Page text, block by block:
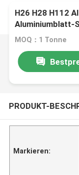
H26 H28 H112
Aluminiumblatt-
MOQ：1 Tonne
PRODUKT-
Markieren: